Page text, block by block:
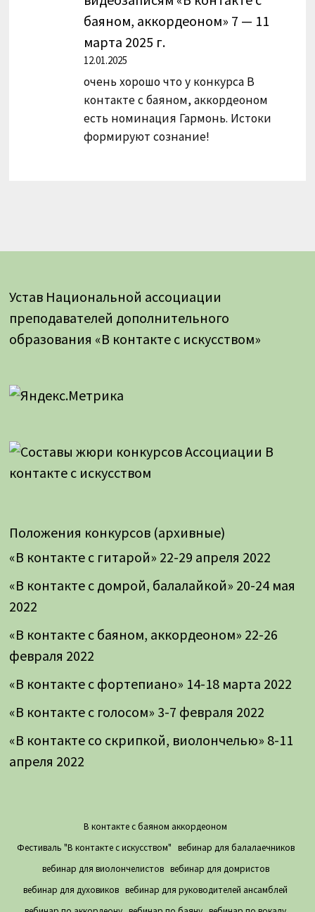
баяном, аккордеоном» 7 — 11
марта 2025 г.
12.01.2025
очень хорошо что у конкурса В
контакте с баяном, аккордеоном
есть номинация Гармонь. Истоки
формируют сознание!
Устав Национальной ассоциации
преподавателей дополнительного
образования «В контакте с искусством»
Положения конкурсов (архивные)
«В контакте с гитарой» 22-29 апреля 2022
«В контакте с домрой, балалайкой» 20-24 мая
2022
«В контакте с баяном, аккордеоном» 22-26
февраля 2022
«В контакте с фортепиано» 14-18 марта 2022
«В контакте с голосом» 3-7 февраля 2022
«В контакте со скрипкой, виолончелью» 8-11
апреля 2022
В контакте с баяном аккордеоном
Фестиваль "В контакте с искусством" вебинар для балалаечников
вебинар для виолончелистов вебинар для домристов
вебинар для духовиков вебинар для руководителей ансамблей